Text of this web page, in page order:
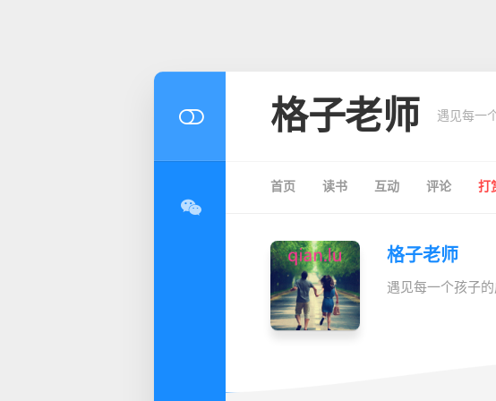
格子老师 遇见每一
首页 读书 互动 评论 打
格子老师
遇见每一个孩子的